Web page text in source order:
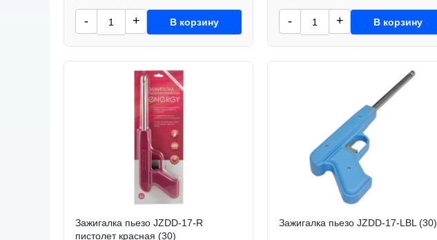
- + В корзину - + В корзину
Зажигалка пьезо JZDD-17-R
пистолет красная (30)
Зажигалка пьезо JZDD-17-LBL (30)